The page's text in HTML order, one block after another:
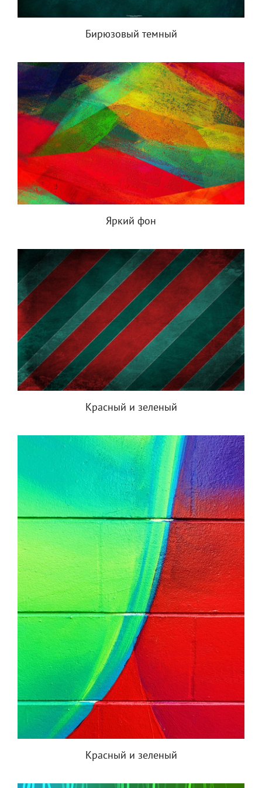
Бирюзовый темный
Яркий фон
Красный и зеленый
Красный и зеленый